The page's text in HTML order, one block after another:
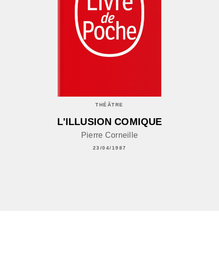
THÉÂTRE
L'ILLUSION COMIQUE
Pierre Corneille
23/04/1987